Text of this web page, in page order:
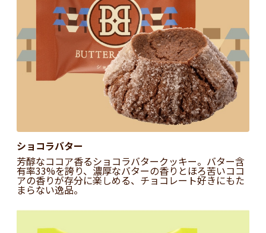
ショコラバター
芳醇なココア香るショコラバタークッキー。バター含
有率33%を誇り、濃厚なバターの香りとほろ苦いココ
アの香りが存分に楽しめる、チョコレート好きにもた
まらない逸品。